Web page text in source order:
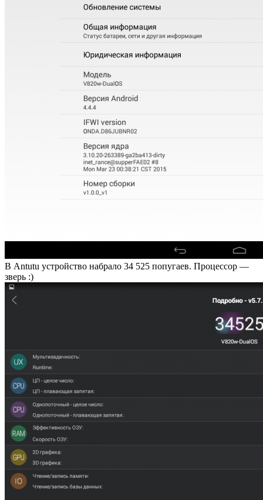
В Antutu устройство набрало 34 525 попугаев. Процессор —
зверь :)